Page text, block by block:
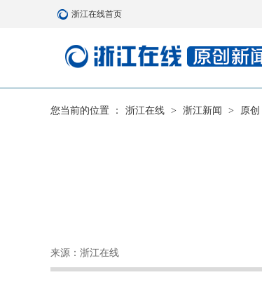
浙江在线首页
您当前的位置 ： 浙江在线 > 浙江新闻 > 原创
来源：浙江在线